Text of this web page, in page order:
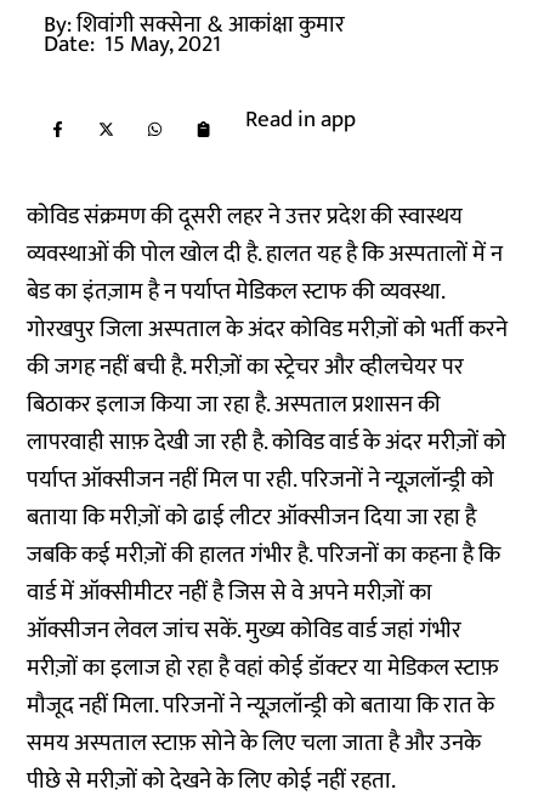
By:शिवांगी सक्सेना& आकांक्षा कुमार
Date: 15 May, 2021
Read in app
कोविड संक्रमण की दूसरी लहर ने उत्तर प्रदेश की स्वास्थय
व्यवस्थाओं की पोल खोल दी है. हालत यह है कि अस्पतालों में न
बेड का इंतज़ाम है न पर्याप्त मेडिकल स्टाफ की व्यवस्था.
गोरखपुर जिला अस्पताल के अंदर कोविड मरीज़ों को भर्ती करने
की जगह नहीं बची है. मरीज़ों का स्ट्रेचर और व्हीलचेयर पर
बिठाकर इलाज किया जा रहा है. अस्पताल प्रशासन की
लापरवाही साफ़ देखी जा रही है. कोविड वार्ड के अंदर मरीज़ों को
पर्याप्त ऑक्सीजन नहीं मिल पा रही. परिजनों ने न्यूज़लॉन्ड्री को
बताया कि मरीज़ों को ढाई लीटर ऑक्सीजन दिया जा रहा है
जबकि कई मरीज़ों की हालत गंभीर है. परिजनों का कहना है कि
वार्ड में ऑक्सीमीटर नहीं है जिस से वे अपने मरीज़ों का
ऑक्सीजन लेवल जांच सकें. मुख्य कोविड वार्ड जहां गंभीर
मरीज़ों का इलाज हो रहा है वहां कोई डॉक्टर या मेडिकल स्टाफ़
मौजूद नहीं मिला. परिजनों ने न्यूज़लॉन्ड्री को बताया कि रात के
समय अस्पताल स्टाफ़ सोने के लिए चला जाता है और उनके
पीछे से मरीज़ों को देखने के लिए कोई नहीं रहता.